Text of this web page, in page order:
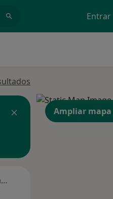
Entrar
Segunda-feira
Ampliar mapa